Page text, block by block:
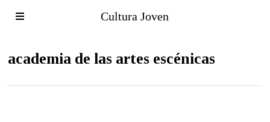
Cultura Joven
academia de las artes escénicas